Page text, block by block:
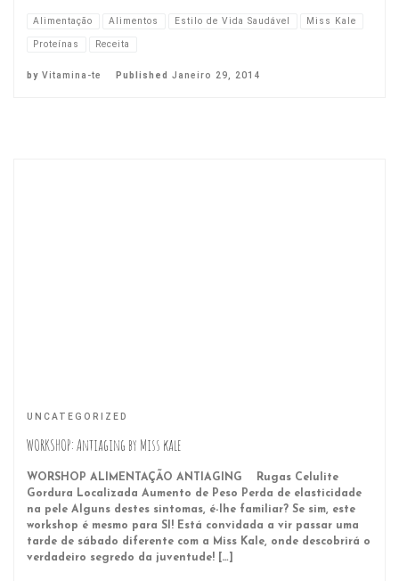
Alimentação Alimentos Estilo de Vida Saudável
Miss Kale
Proteínas
Receita
by Vitamina-te Published Janeiro 29, 2014
UNCATEGORIZED
WORKSHOP: Antiaging by Miss kale
WORSHOP ALIMENTAÇÃO ANTIAGING Rugas Celulite
Gordura Localizada Aumento de Peso Perda de elasticidade
na pele Alguns destes sintomas, é-lhe familiar? Se sim, este
workshop é mesmo para SI! Está convidada a vir passar uma
tarde de sábado diferente com a Miss Kale, onde descobrirá o
verdadeiro segredo da juventude! […]